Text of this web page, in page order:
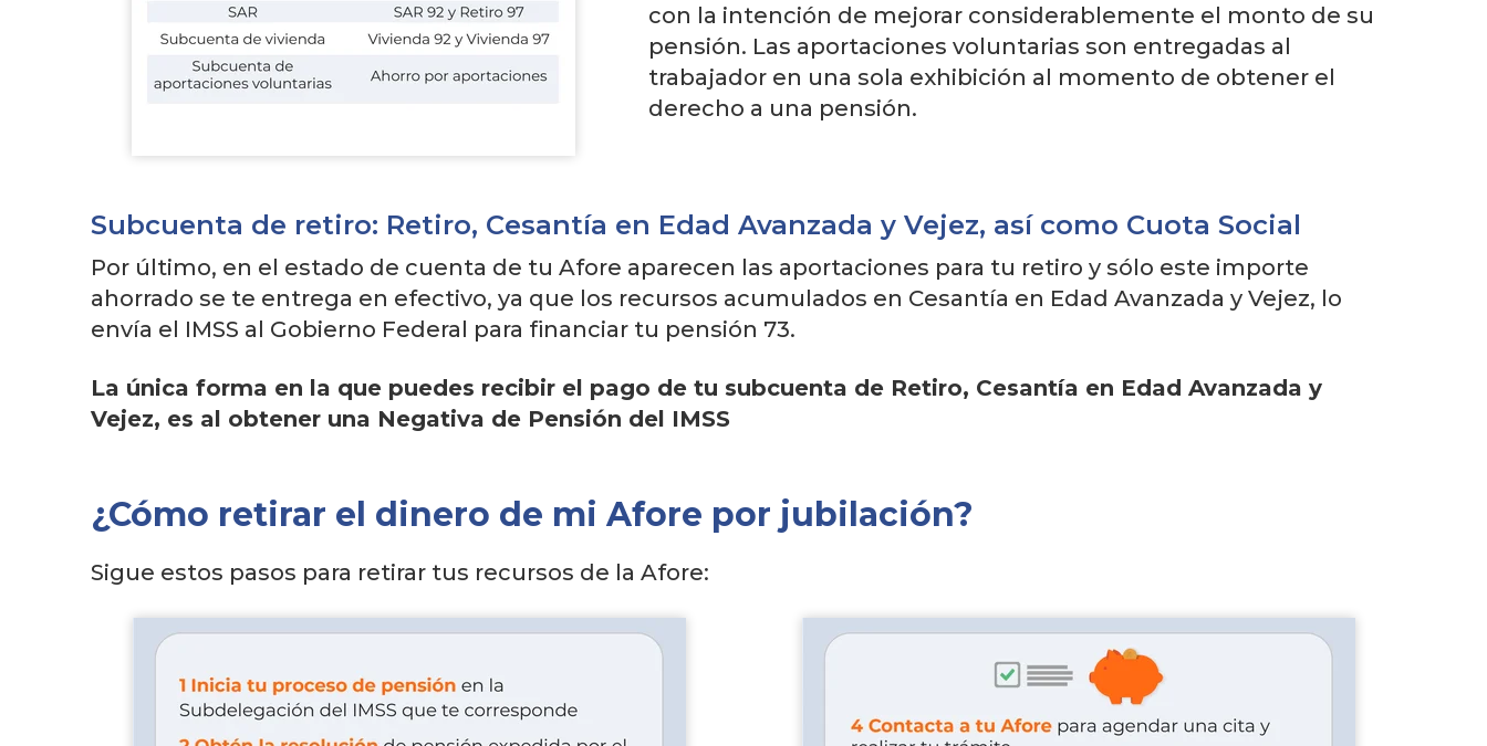
con la intención de mejorar considerablemente el monto de su
pensión. Las aportaciones voluntarias son entregadas al
trabajador en una sola exhibición al momento de obtener el
derecho a una pensión.
Subcuenta de retiro: Retiro, Cesantía en Edad Avanzada y Vejez, así como Cuota Social
Por último, en el estado de cuenta de tu Afore aparecen las aportaciones para tu retiro y sólo este importe
ahorrado se te entrega en efectivo, ya que los recursos acumulados en Cesantía en Edad Avanzada y Vejez, lo
envía el IMSS al Gobierno Federal para financiar tu pensión 73.
La única forma en la que puedes recibir el pago de tu subcuenta de Retiro, Cesantía en Edad Avanzada y
Vejez, es al obtener una Negativa de Pensión del IMSS
¿Cómo retirar el dinero de mi Afore por jubilación?
Sigue estos pasos para retirar tus recursos de la Afore: